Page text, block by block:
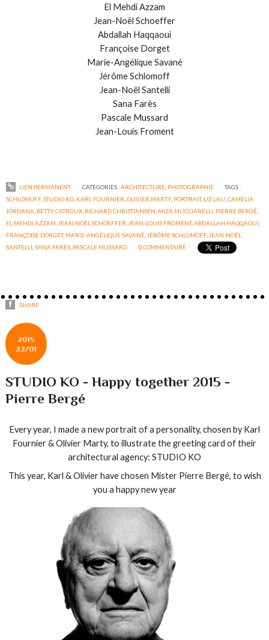
El Mehdi Azzam
Jean-Noël Schoeffer
Abdallah Haqqaoui
Françoise Dorget
Marie-Angélique Savané
Jérôme Schlomoff
Jean-Noël Santelli
Sana Farès
Pascale Mussard
Jean-Louis Froment
LIEN PERMANENT CATÉGORIES :ARCHITECTURE, PHOTOGRAPHIE
TAGS :
SCHLOMOFF,STUDIO KO, KARL FOURNIER,OLIVIER MARTY, PORTRAIT, LIZ LAU,CAMÉLIA
JORDANA, BETTY CATROUX, RICHARD CHRISTIANSEN, MIZA MUCCIARELLI, PIERRE BERGÉ,
EL MEHDI AZZAM,JEAN-NOËL SCHOEFFER,JEAN-LOUIS FROMENT,ABDALLAH HAQQAOUI,
FRANÇOISE DORGET, MARIE-ANGÉLIQUE SAVANÉ,JÉRÔME SCHLOMOFF,JEAN-NOËL
SANTELLI,SANA FARÈS, PASCALE MUSSARD 0COMMENTAIRE
SHARE
2015
22/01
STUDIO KO - Happy together 2015 -
Pierre Bergé
Every year, I madea new portrait of a personality, chosen by Karl
Fournier& Olivier Marty, to illustratethe greeting card of their
architectural agency: STUDIO KO
This year, Karl & Olivier have chosen Mister Pierre Bergé, to wish
you a happy new year